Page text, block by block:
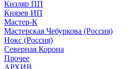
Кизляр ПП
Князев ИП
Мастер-К
Мастерская Чебуркова (Россия)
Нокс (Россия)
Северная Корона
Прочее
АРХИВ